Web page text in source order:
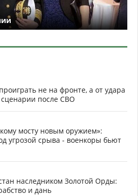
не на фронте, а от удара
после СВО
мосту новым оружием»:
угрозой срыва - военкоры бьют
наследником Золотой Орды:
и дань